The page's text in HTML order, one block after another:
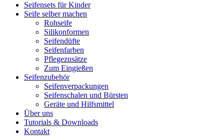
Seifensets für Kinder
Seife selber machen
Rohseife
Silikonformen
Seifendüfte
Seifenfarben
Pflegezusätze
Zum Eingießen
Seifenzubehör
Seifenverpackungen
Seifenschalen und Bürsten
Geräte und Hilfsmittel
Über uns
Tutorials & Downloads
Kontakt